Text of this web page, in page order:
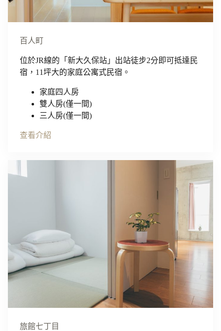
百人町
位於JR線的「新大久保站」出站徒步2分即可抵達民
宿，11坪大的家庭公寓式民宿。
家庭四人房
雙人房(僅一間)
三人房(僅一間)
查看介紹
旅館七丁目